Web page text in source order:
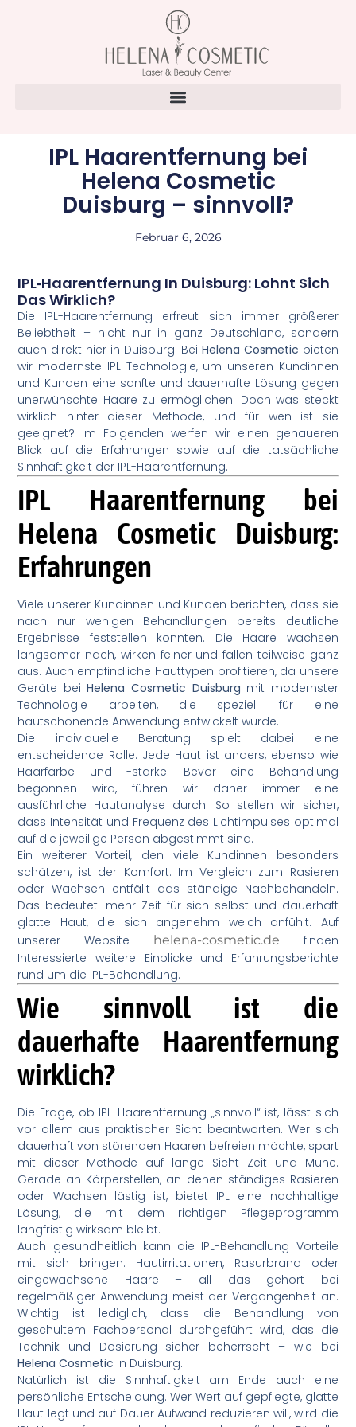
IPL Haarentfernung bei
Helena Cosmetic
Duisburg – sinnvoll?
Februar 6, 2026
IPL‑Haarentfernung In Duisburg: Lohnt Sich
Das Wirklich?
Die IPL-Haarentfernung erfreut sich immer größerer
Beliebtheit – nicht nur in ganz Deutschland, sondern
auch direkt hier in Duisburg. Bei Helena Cosmetic bieten
wir modernste IPL-Technologie, um unseren Kundinnen
und Kunden eine sanfte und dauerhafte Lösung gegen
unerwünschte Haare zu ermöglichen. Doch was steckt
wirklich hinter dieser Methode, und für wen ist sie
geeignet? Im Folgenden werfen wir einen genaueren
Blick auf die Erfahrungen sowie auf die tatsächliche
Sinnhaftigkeit der IPL-Haarentfernung.
IPL Haarentfernung bei
Helena Cosmetic Duisburg:
Erfahrungen
Viele unserer Kundinnen und Kunden berichten, dass sie
nach nur wenigen Behandlungen bereits deutliche
Ergebnisse feststellen konnten. Die Haare wachsen
langsamer nach, wirken feiner und fallen teilweise ganz
aus. Auch empfindliche Hauttypen profitieren, da unsere
Geräte beiHelena Cosmetic Duisburg mit modernster
Technologie arbeiten, die speziell für eine
hautschonende Anwendung entwickelt wurde.
Die individuelle Beratung spielt dabei eine
entscheidende Rolle. Jede Haut ist anders, ebenso wie
Haarfarbe und -stärke. Bevor eine Behandlung
begonnen wird, führen wir daher immer eine
ausführliche Hautanalyse durch. So stellen wir sicher,
dass Intensität und Frequenz des Lichtimpulses optimal
auf die jeweilige Person abgestimmt sind.
Ein weiterer Vorteil, den viele Kundinnen besonders
schätzen, ist der Komfort. Im Vergleich zum Rasieren
oder Wachsen entfällt das ständige Nachbehandeln.
Das bedeutet: mehr Zeit für sich selbst und dauerhaft
glatte Haut, die sich angenehm weich anfühlt. Auf
unserer Website helena-cosmetic.de finden
Interessierte weitere Einblicke und Erfahrungsberichte
rund um die IPL-Behandlung.
Wie sinnvoll ist die
dauerhafte Haarentfernung
wirklich?
Die Frage, ob IPL-Haarentfernung „sinnvoll“ ist, lässt sich
vor allem aus praktischer Sicht beantworten. Wer sich
dauerhaft von störenden Haaren befreien möchte, spart
mit dieser Methode auf lange Sicht Zeit und Mühe.
Gerade an Körperstellen, an denen ständiges Rasieren
oder Wachsen lästig ist, bietet IPL eine nachhaltige
Lösung, die mit dem richtigen Pflegeprogramm
langfristig wirksam bleibt.
Auch gesundheitlich kann die IPL-Behandlung Vorteile
mit sich bringen. Hautirritationen, Rasurbrand oder
eingewachsene Haare – all das gehört bei
regelmäßiger Anwendung meist der Vergangenheit an.
Wichtig ist lediglich, dass die Behandlung von
geschultem Fachpersonal durchgeführt wird, das die
Technik und Dosierung sicher beherrscht – wie bei
Helena Cosmetic in Duisburg.
Natürlich ist die Sinnhaftigkeit am Ende auch eine
persönliche Entscheidung. Wer Wert auf gepflegte, glatte
Haut legt und auf Dauer Aufwand reduzieren will, wird die